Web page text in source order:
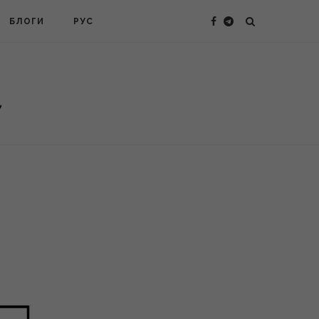
БЛОГИ РУС